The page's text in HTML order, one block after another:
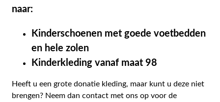
naar:
Kinderschoenen met goede voetbedden
en hele zolen
Kinderkleding vanaf maat 98
Heeft u een grote donatie kleding, maar kunt u deze niet
brengen? Neem dan contact met ons op voor de